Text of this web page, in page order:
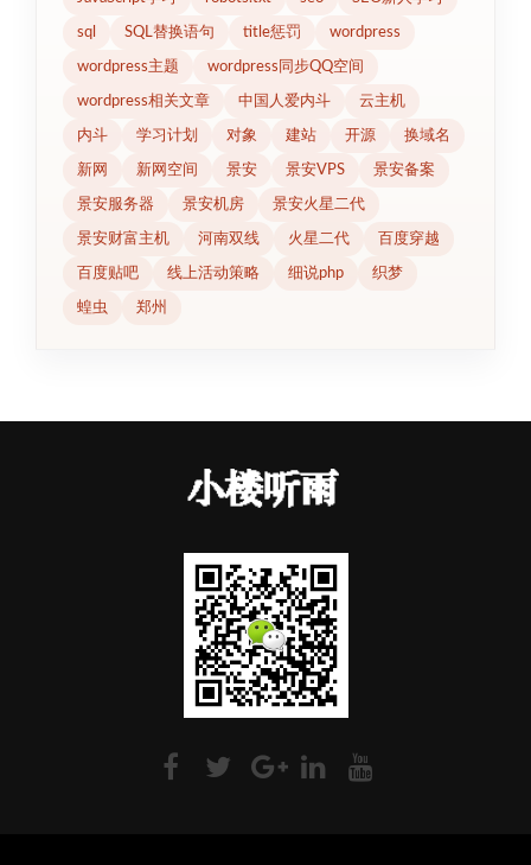
sql SQL替换语句 title惩罚 wordpress
wordpress主题 wordpress同步QQ空间
wordpress相关文章 中国人爱内斗 云主机
内斗 学习计划 对象 建站 开源 换域名
新网 新网空间 景安 景安VPS 景安备案
景安服务器 景安机房 景安火星二代
景安财富主机 河南双线 火星二代 百度穿越
百度贴吧 线上活动策略 细说php 织梦
蝗虫 郑州